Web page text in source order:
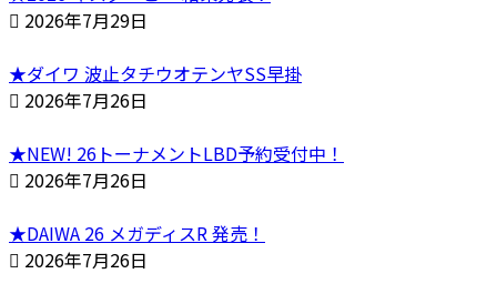
2026年7月29日
★ダイワ 波止タチウオテンヤSS早掛
2026年7月26日
★NEW! 26トーナメントLBD予約受付中！
2026年7月26日
★DAIWA 26 メガディスR 発売！
2026年7月26日